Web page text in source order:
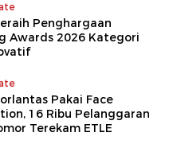
Penghargaan
Awards 2026 Kategori
Pakai Face
16 Ribu Pelanggaran
Terekam ETLE